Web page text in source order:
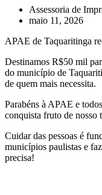
Assessoria de
maio 11, 2026
APAE de Taquaritinga
Destinamos R$50 mil
do município de
de quem mais necessita.
Parabéns à APAE e
conquista fruto de nosso
Cuidar das pessoas é
municípios paulistas e
precisa!